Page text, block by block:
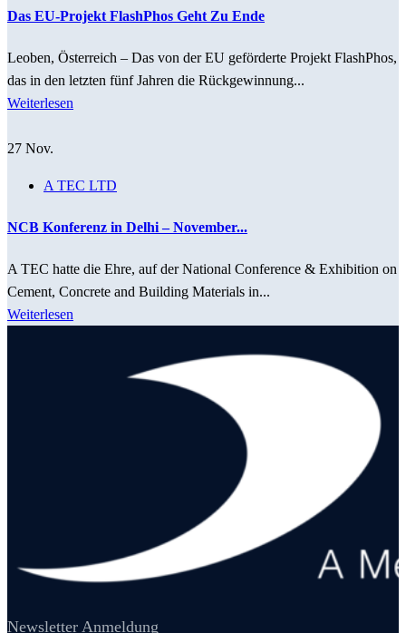
Das EU-Projekt FlashPhos Geht Zu Ende
Leoben, Österreich – Das von der EU geförderte Projekt FlashPhos,
das in den letzten fünf Jahren die Rückgewinnung...
Weiterlesen
27 Nov.
A TEC LTD
NCB Konferenz in Delhi – November...
A TEC hatte die Ehre, auf der National Conference & Exhibition on
Cement, Concrete and Building Materials in...
Weiterlesen
Newsletter Anmeldung